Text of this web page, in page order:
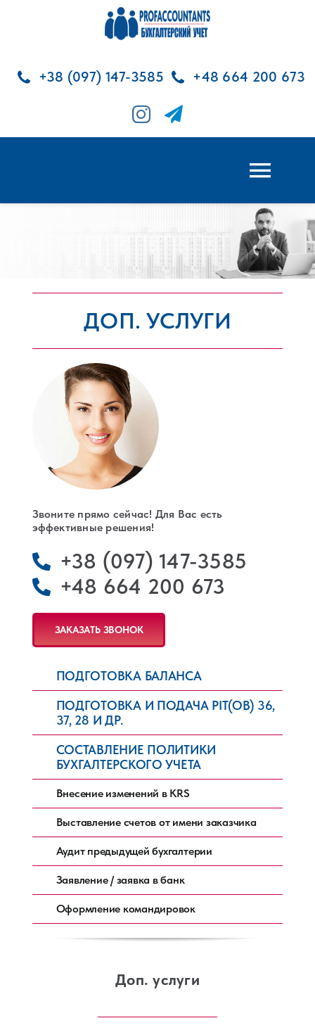
+38 (097) 147-3585 +48 664 200 673
БУХГАЛТЕРСКИЕ УСЛУГИ
КАДРОВЫЕ УСЛУГИ
ЛЕГАЛИЗАЦИЯ В ПОЛЬШЕ
КОНТАКТЫ
ДОП. УСЛУГИ
Звоните прямо сейчас! Для Вас есть
эффективные решения!
+38 (097) 147-3585
+48 664 200 673
ЗАКАЗАТЬ ЗВОНОК
ПОДГОТОВКА БАЛАНСА
ПОДГОТОВКА И ПОДАЧА PIT(ОВ) 36,
37, 28 И ДР.
СОСТАВЛЕНИЕ ПОЛИТИКИ
БУХГАЛТЕРСКОГО УЧЕТА
Внесение изменений в KRS
Выставление счетов от имени заказчика
Аудит предыдущей бухгалтерии
Заявление / заявка в банк
Оформление командировок
Доп. услуги